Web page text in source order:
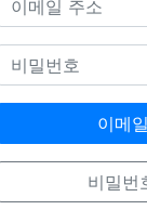
이메
비밀번